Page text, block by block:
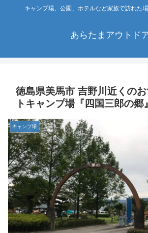
キャンプ場、公園、ホテルなど家族で訪れた
あらたまアウトド
徳島県美馬市 吉野川近くの
トキャンプ場『四国三郎の郷
キャンプ場